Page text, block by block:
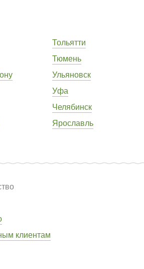
Тольятти
Тюмень
Ульяновск
Уфа
Челябинск
Ярославль
клиентам